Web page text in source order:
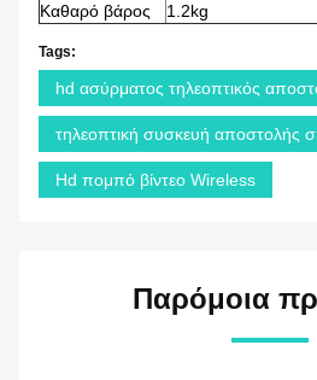
Καθαρό βάρος
1.2kg
Tags:
hd ασύρματος τηλεοπτικός
τηλεοπτική συσκευή αποστολής
Hd πομπό βίντεο Wireless
Παρόμοια